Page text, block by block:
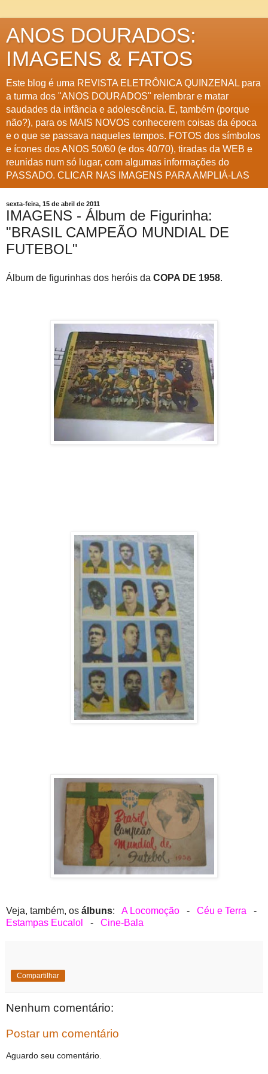
ANOS DOURADOS:
IMAGENS & FATOS
Este blog é uma REVISTA ELETRÔNICA QUINZENAL para
a turma dos "ANOS DOURADOS" relembrar e matar
saudades da infância e adolescência. E, também (porque
não?), para os MAIS NOVOS conhecerem coisas da época
e o que se passava naqueles tempos. FOTOS dos símbolos
e ícones dos ANOS 50/60 (e dos 40/70), tiradas da WEB e
reunidas num só lugar, com algumas informações do
PASSADO. CLICAR NAS IMAGENS PARA AMPLIÁ-LAS
sexta-feira, 15 de abril de 2011
IMAGENS - Álbum de Figurinha:
"BRASIL CAMPEÃO MUNDIAL DE
FUTEBOL"
Álbum de figurinhas dos heróis da COPA DE 1958.
Veja, também, os álbuns: A Locomoção - Céu e Terra -
Estampas Eucalol
- Cine-Bala
Compartilhar
Nenhum comentário:
Postar um comentário
Aguardo seu comentário.